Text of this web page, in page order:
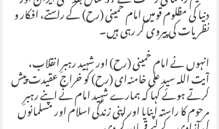
دنیا کی مظلوم قومیں امام خمینی (رح) کے راستے، افکار و
نظریات کی پیروی کر رہی ہیں۔
انہوں نے امام خمینی (رح) اور شہید رہبرِ انقلاب،
آیت اللہ سید علی خامنہ‌ای (رح) کو خراج عقیدت پیش
کرتے ہوئے کہا کہ ہمارے شہید امام نے اپنے رہبرِ
مرحوم کا راستہ اپنایا اور اپنی زندگی اسلام اور مسلمانوں